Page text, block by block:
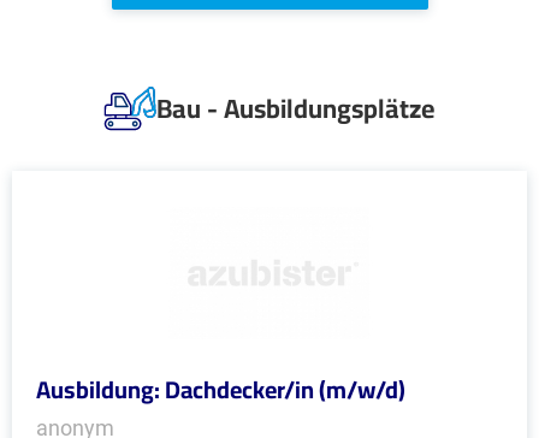
Bau - Ausbildungsplätze
Ausbildung: Dachdecker/in (m/w/d)
anonym